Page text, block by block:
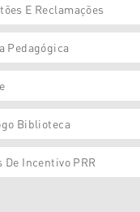
E Reclamações
Pedagógica
Biblioteca
De Incentivo PRR